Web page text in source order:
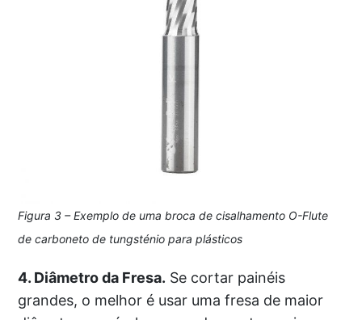
Figura 3 – Exemplo de uma broca de cisalhamento O-Flute
de carboneto de tungsténio para plásticos
4. Diâmetro da Fresa. Se cortar painéis
grandes, o melhor é usar uma fresa de maior